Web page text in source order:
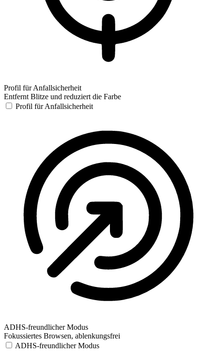
Profil für Anfallsicherheit
Entfernt Blitze und reduziert die Farbe
Profil für Anfallsicherheit
ADHS-freundlicher Modus
Fokussiertes Browsen, ablenkungsfrei
ADHS-freundlicher Modus